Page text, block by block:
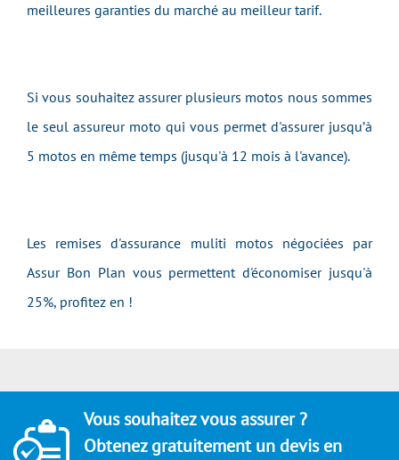
meilleures garanties du marché au meilleur tarif.
Si vous souhaitez assurer plusieurs motos nous sommes
le seul assureur moto qui vous permet d'assurer jusqu’à
5 motos en même temps (jusqu'à 12 mois à l'avance).
Les remises d'assurance muliti motos négociées par
Assur Bon Plan vous permettent d'économiser jusqu'à
25%, profitez en !
Vous souhaitez vous assurer ?
Obtenez gratuitement un devis en